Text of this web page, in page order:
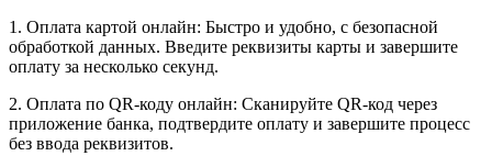
1. Оплата картой онлайн: Быстро и удобно, с безопасной
обработкой данных. Введите реквизиты карты и завершите
оплату за несколько секунд.
2. Оплата по QR-коду онлайн: Сканируйте QR-код через
приложение банка, подтвердите оплату и завершите процесс
без ввода реквизитов.